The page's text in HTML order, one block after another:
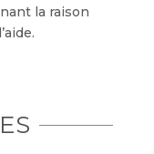
la raison